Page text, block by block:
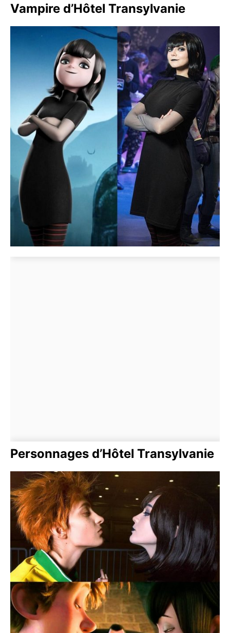
Vampire d’Hôtel Transylvanie
Personnages d’Hôtel Transylvanie